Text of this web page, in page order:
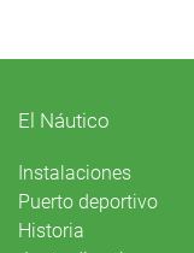
El Náutico
Instalaciones
Puerto deportivo
Historia